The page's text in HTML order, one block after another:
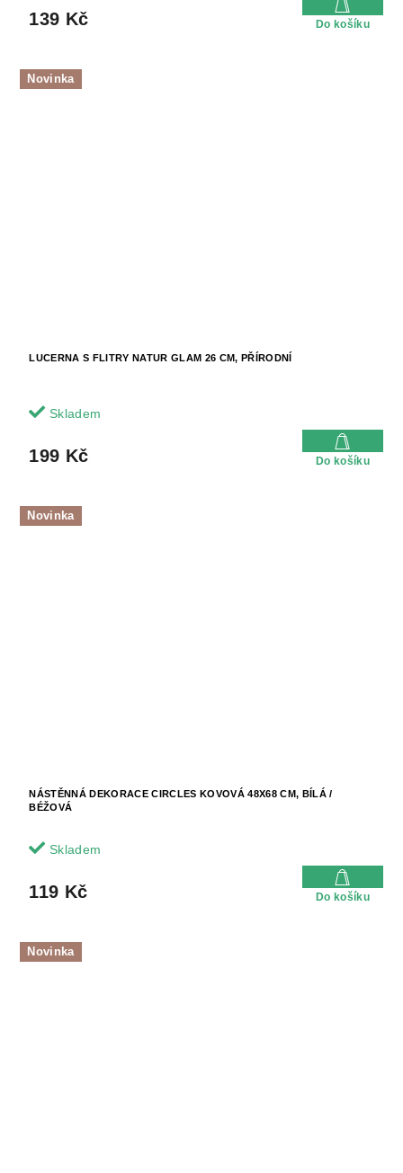
139 Kč Do košíku
Novinka
LUCERNA S FLITRY NATUR GLAM 26 CM, PŘÍRODNÍ
Skladem
199 Kč Do košíku
Novinka
NÁSTĚNNÁ DEKORACE CIRCLES KOVOVÁ 48X68 CM, BÍLÁ /
BÉŽOVÁ
Skladem
119 Kč Do košíku
Novinka